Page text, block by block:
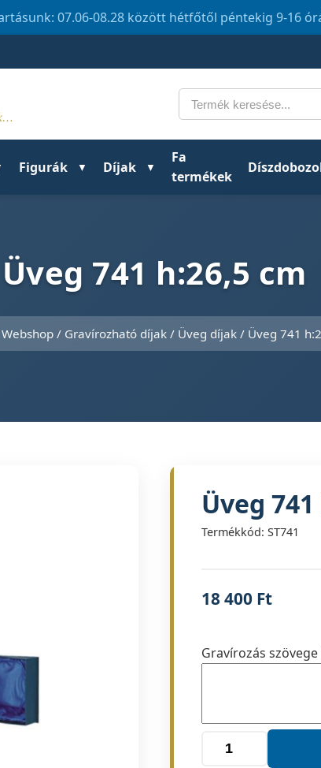
07.06-08.28 között hétfőtől péntekig 9-16
Keresés
Figurák Díjak
Fa
termékek
Üveg 741 h:26,5 cm
Webshop / Gravírozható díjak / Üveg díjak / Üveg 741
Üveg
Termékkód: ST741
18 400 Ft
Gravírozás
Üveg